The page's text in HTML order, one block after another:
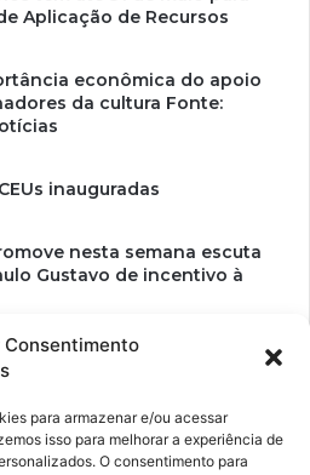
para armazenar e/ou acessar
isso para melhorar a experiência de
O consentimento para
Aplicação de Recursos
econômica do apoio
da cultura Fonte:
inauguradas
nesta semana escuta
Gustavo de incentivo à